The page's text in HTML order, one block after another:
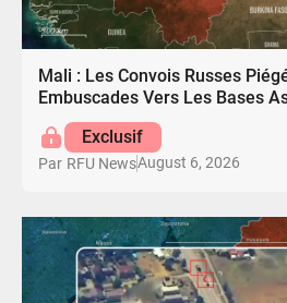
Mali : Les Convois Russes
Embuscades Vers Les Bases
Exclusif
Par RFU NewsAugust 6, 2026